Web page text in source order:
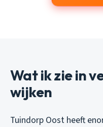
Wat ik zie in
wijken
Tuindorp Oost heeft